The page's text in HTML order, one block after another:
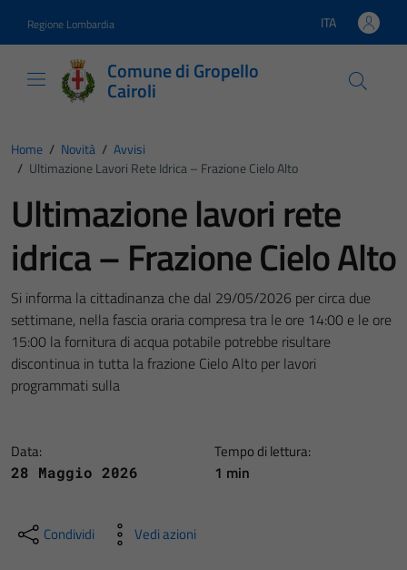
Regione Lombardia Lingua attiva:
ITA
Comune di Gropello
Cairoli
Home / Novità / Avvisi
/ Ultimazione Lavori Rete Idrica – Frazione Cielo Alto
Ultimazione lavori rete
idrica – Frazione Cielo Alto
Si informa la cittadinanza che dal 29/05/2026 per circa due
settimane, nella fascia oraria compresa tra le ore 14:00 e le ore
15:00 la fornitura di acqua potabile potrebbe risultare
discontinua in tutta la frazione Cielo Alto per lavori
programmati sulla
Data:
28 Maggio 2026
Tempo di lettura:
1 min
Condividi Vedi azioni